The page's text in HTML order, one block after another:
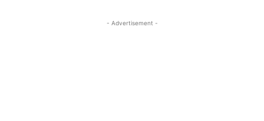
- Advertisement -